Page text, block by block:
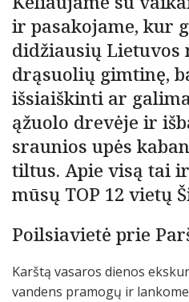
ir pasakojame, kur
didžiausių
drąsuolių gimtinę,
išsiaiškinti ar
ąžuolo drevėje ir
sraunios upės
tiltus. Apie visą tai
mūsų TOP 12 vietų
Poilsiavietė prie
Karštą vasaros dienos
vandens pramogų ir